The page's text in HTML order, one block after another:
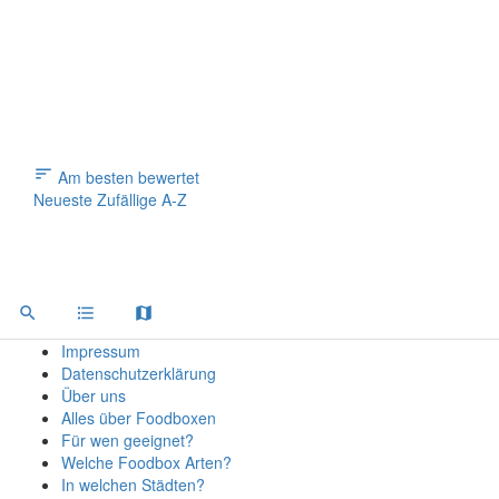
Am besten bewertet
Neueste Zufällige A-Z
Impressum
Datenschutzerklärung
Über uns
Alles über Foodboxen
Für wen geeignet?
Welche Foodbox Arten?
In welchen Städten?